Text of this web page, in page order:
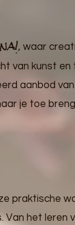
, waar
van kunst
aanbod
je toe
praktische
Van het